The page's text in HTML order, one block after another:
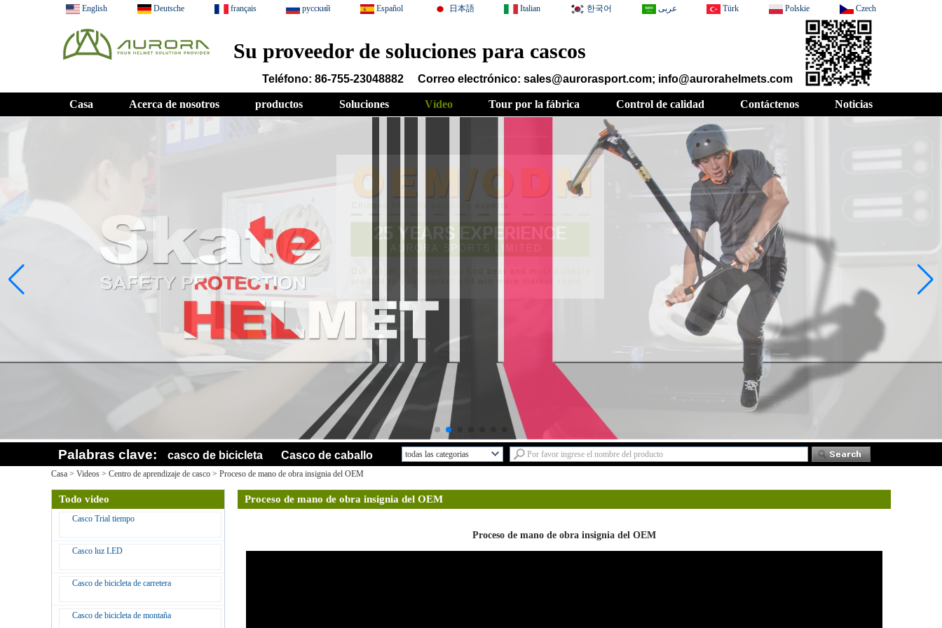
English Deutsche français русский Español 日本語 Italian 한국어 عربى Türk Polskie Czech
Su proveedor de soluciones para cascos
Teléfono: 86-755-23048882 Correo electrónico: sales@aurorasport.com; info@aurorahelmets.com
Casa Acerca de nosotros productos Soluciones Vídeo Tour por la fábrica Control de calidad Contáctenos Noticias
Palabras clave: casco de bicicleta Casco de caballo
todas las categorias
Nuevos DiseñosL
Casco de bicicleta adultoL
Casa > Videos > Centro de aprendizaje de casco > Proceso de mano de obra insignia del OEM
Todo video
Casco Trial tiempo
Casco luz LED
Casco de bicicleta de carretera
Casco de bicicleta de montaña
Proceso de mano de obra insignia del OEM
Proceso de mano de obra insignia del OEM